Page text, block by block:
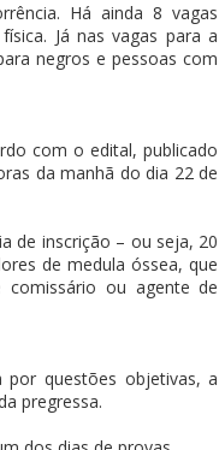
Há ainda 8 vagas
Já nas vagas para a
negros e pessoas com
com o edital, publicado
da manhã do dia 22 de
de inscrição – ou seja, 20
de medula óssea, que
comissário ou agente de
questões objetivas, a
pregressa.